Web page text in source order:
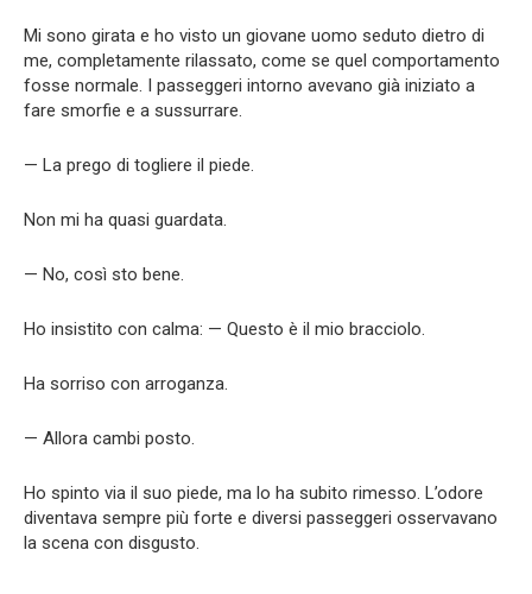
Mi sono girata e ho visto un giovane uomo seduto dietro di
me, completamente rilassato, come se quel comportamento
fosse normale. I passeggeri intorno avevano già iniziato a
fare smorfie e a sussurrare.
— La prego di togliere il piede.
Non mi ha quasi guardata.
— No, così sto bene.
Ho insistito con calma: — Questo è il mio bracciolo.
Ha sorriso con arroganza.
— Allora cambi posto.
Ho spinto via il suo piede, ma lo ha subito rimesso. L’odore
diventava sempre più forte e diversi passeggeri osservavano
la scena con disgusto.